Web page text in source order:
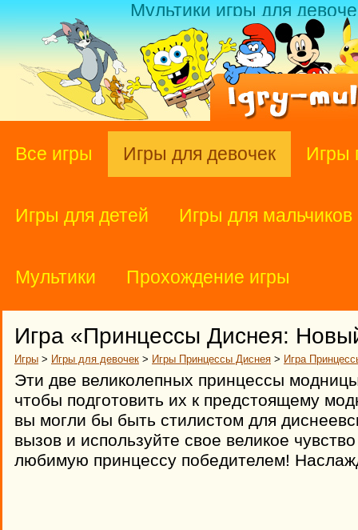
Мультики игры для
Все игры Игры для девочек Игры
Игры для детей Игры для мальчиков
Мультики Прохождение игры
Игра «Принцессы Диснея:
Игры > Игры для девочек > Игры Принцессы Диснея > Игра
Эти две великолепных принцессы
чтобы подготовить их к предстоящему
вы могли бы быть стилистом для
вызов и используйте свое великое
любимую принцессу победителем!